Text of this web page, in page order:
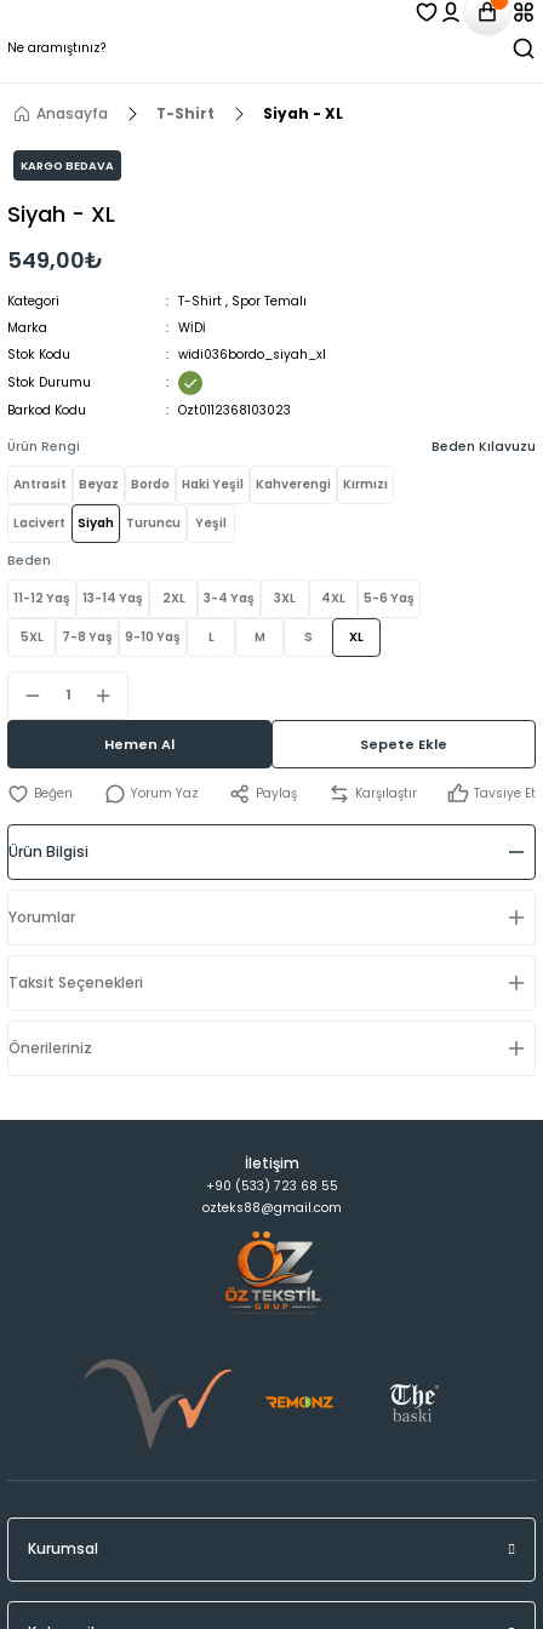
Anasayfa T-Shirt Siyah - XL
KARGO BEDAVA
Siyah - XL
549,00₺
Kategori T-Shirt , Spor Temalı
Marka
WİDİ
Stok Kodu
widi036bordo_siyah_xl
Stok Durumu
Barkod Kodu
Ozt0112368103023
Ürün Rengi
Antrasit Beyaz Bordo Haki Yeşil Kahverengi Kırmızı
Lacivert Siyah Turuncu Yeşil
Beden
11-12 Yaş 13-14 Yaş 2XL 3-4 Yaş 3XL 4XL 5-6 Yaş
5XL 7-8 Yaş 9-10 Yaş L M S XL
Beden Kılavuzu
Hemen Al Sepete Ekle
Yorum Yaz Paylaş Karşılaştır Tavsiye Et
Ürün Bilgisi
Yorumlar
Taksit Seçenekleri
Önerileriniz
İletişim
+90 (533) 723 68 55
ozteks88@gmail.com
Kurumsal